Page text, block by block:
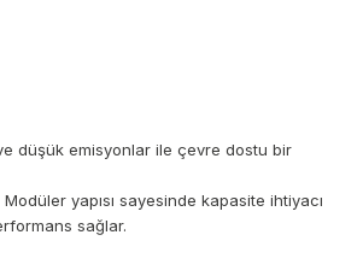
düşük emisyonlar ile çevre dostu bir
yapısı sayesinde kapasite ihtiyacı
sağlar.